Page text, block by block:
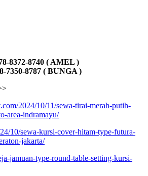
8372-8740 ( AMEL )
7350-8787 ( BUNGA )
2024/10/11/sewa-tirai-merah-putih-
area-indramayu/
10/sewa-kursi-cover-hitam-type-futura-
jakarta/
jamuan-type-round-table-setting-kursi-